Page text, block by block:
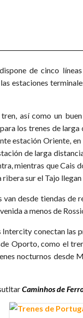
de cinco
estaciones
así como un
los trenes de
estación Oriente,
de larga
mientras que Cais
sur el Tajo llegan
van desde tiendas
a menos de
conectan las
Oporto, como el
nocturnos desde
Caminhosde